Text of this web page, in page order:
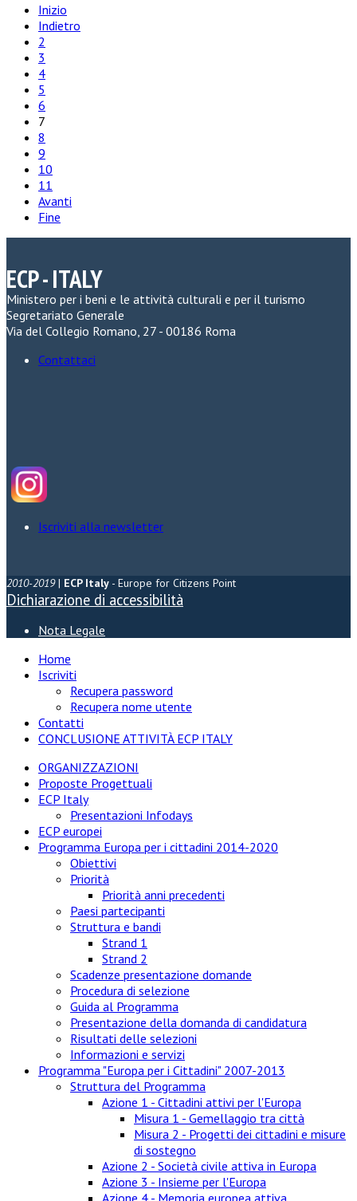
Inizio
Indietro
2
3
4
5
6
7
8
9
10
11
Avanti
Fine
ECP - ITALY
Ministero per i beni e le attività culturali e per il turismo
Segretariato Generale
Via del Collegio Romano, 27 - 00186 Roma
Contattaci
Iscriviti alla newsletter
2010-2019| ECP Italy - Europe for Citizens Point
Dichiarazione di accessibilità
Nota Legale
Home
Iscriviti
Recupera password
Recupera nome utente
Contatti
CONCLUSIONE ATTIVITÀ ECP ITALY
ORGANIZZAZIONI
Proposte Progettuali
ECP Italy
Presentazioni Infodays
ECP europei
Programma Europa per i cittadini 2014-2020
Obiettivi
Priorità
Priorità anni precedenti
Paesi partecipanti
Struttura e bandi
Strand 1
Strand 2
Scadenze presentazione domande
Procedura di selezione
Guida al Programma
Presentazione della domanda di candidatura
Risultati delle selezioni
Informazioni e servizi
Programma "Europa per i Cittadini" 2007-2013
Struttura del Programma
Azione 1 - Cittadini attivi per l'Europa
Misura 1 - Gemellaggio tra città
Misura 2 - Progetti dei cittadini e misure
di sostegno
Azione 2 - Società civile attiva in Europa
Azione 3 - Insieme per l'Europa
Azione 4 - Memoria europea attiva